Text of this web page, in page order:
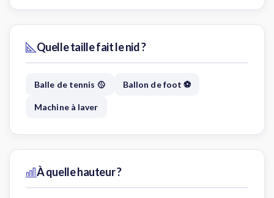
Quelle taille fait le nid ?
Balle de tennis 🥎 Ballon de foot ⚽
Machine à laver
À quelle hauteur ?